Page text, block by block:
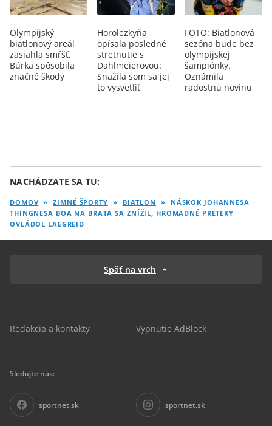
Olympijský
biatlonový areál
zasiahla smŕšť.
Búrka spôsobila
značné škody
Horolezkyňa
opísala posledné
stretnutie s
Dahlmeierovou:
Snažila som sa jej
to vysvetliť
FOTO: Biatlonová
sezóna bude bez
olympijskej
šampiónky.
Oznámila
radostnú novinu
NACHÁDZATE SA TU:
DOMOV » ZIMNÉ ŠPORTY » BIATLON »
NÁSKOK JOHANNESA
THINGNESA BÖA NA BRATA SA ZNÍŽIL, HROMADNÉ PRETEKY
OVLÁDOL LAEGREID
Späť na vrch
Redakcia a kontakty Vypnutie AdBlock
Sledujte nás:
sportnet.sk sportnet.sk